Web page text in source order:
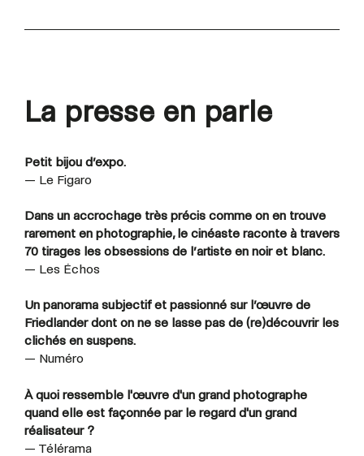
La presse en parle
Petit bijou d’expo.
— Le Figaro
Dans un accrochage très précis comme on en trouve
rarement en photographie, le cinéaste raconte à travers
70 tirages les obsessions de l’artiste en noir et blanc.
— Les Échos
Un panorama subjectif et passionné sur l’œuvre de
Friedlander dont on ne se lasse pas de (re)découvrir les
clichés en suspens.
— Numéro
À quoi ressemble l'œuvre d'un grand photographe
quand elle est façonnée par le regard d'un grand
réalisateur ?
— Télérama